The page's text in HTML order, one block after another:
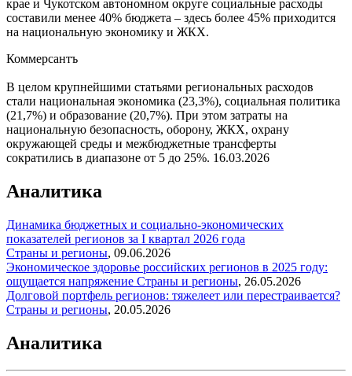
крае и Чукотском автономном округе социальные расходы
составили менее 40% бюджета – здесь более 45% приходится
на национальную экономику и ЖКХ.
Коммерсантъ
В целом крупнейшими статьями региональных расходов
стали национальная экономика (23,3%), социальная политика
(21,7%) и образование (20,7%). При этом затраты на
национальную безопасность, оборону, ЖКХ, охрану
окружающей среды и межбюджетные трансферты
сократились в диапазоне от 5 до 25%. 16.03.2026
Аналитика
Динамика бюджетных и социально-экономических
показателей регионов за I квартал 2026 года
Страны и регионы, 09.06.2026
Экономическое здоровье российских регионов в 2025 году:
ощущается напряжение Страны и регионы, 26.05.2026
Долговой портфель регионов: тяжелеет или перестраивается?
Страны и регионы, 20.05.2026
Аналитика